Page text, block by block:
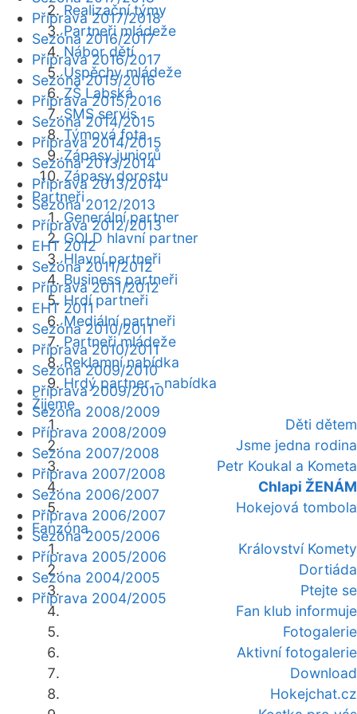
Realizační týmy
Partneři mládeže
Nábor dětí
Úspěchy mládeže
ZŠ Labská
SMS servis
Týmová fota
Zápasy juniorů
Zápasy dorostu
Partneři
Generální partner
GOLD hlavní partner
Hlavní partneři
Business partneři
Hrdí partneři
Mediální partneři
Partneři mládeže
Reklamní nabídka
Hrdý partner - nabídka
Žijeme
Děti dětem
Jsme jedna rodina
Petr Koukal a Kometa
Chlapi ŽENÁM
Hokejová tombola
Fanzóna
Království Komety
Dortiáda
Ptejte se
Fan klub informuje
Fotogalerie
Aktivní fotogalerie
Download
Hokejchat.cz
Příprava 2017/2018
Sezóna 2016/2017
Příprava 2016/2017
Sezóna 2015/2016
Příprava 2015/2016
Sezóna 2014/2015
Příprava 2014/2015
Sezóna 2013/2014
Příprava 2013/2014
Sezóna 2012/2013
Příprava 2012/2013
EHT 2012
Sezóna 2011/2012
Příprava 2011/2012
EHT 2011
Sezóna 2010/2011
Příprava 2010/2011
Sezóna 2009/2010
Příprava 2009/2010
Sezóna 2008/2009
Příprava 2008/2009
Sezóna 2007/2008
Příprava 2007/2008
Sezóna 2006/2007
Příprava 2006/2007
Sezóna 2005/2006
Příprava 2005/2006
Sezóna 2004/2005
Příprava 2004/2005